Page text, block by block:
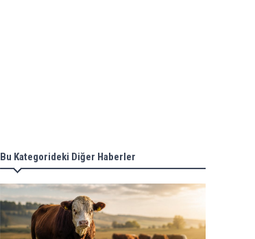
Bu Kategorideki Diğer Haberler